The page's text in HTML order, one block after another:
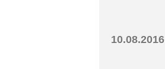
10.08.2016